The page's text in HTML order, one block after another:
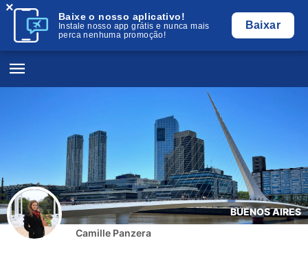
Baixe o nosso aplicativo!
Instale nosso app grátis e nunca mais
perca nenhuma promoção!
Baixar
×
BUENOS AIRES
Camille Panzera